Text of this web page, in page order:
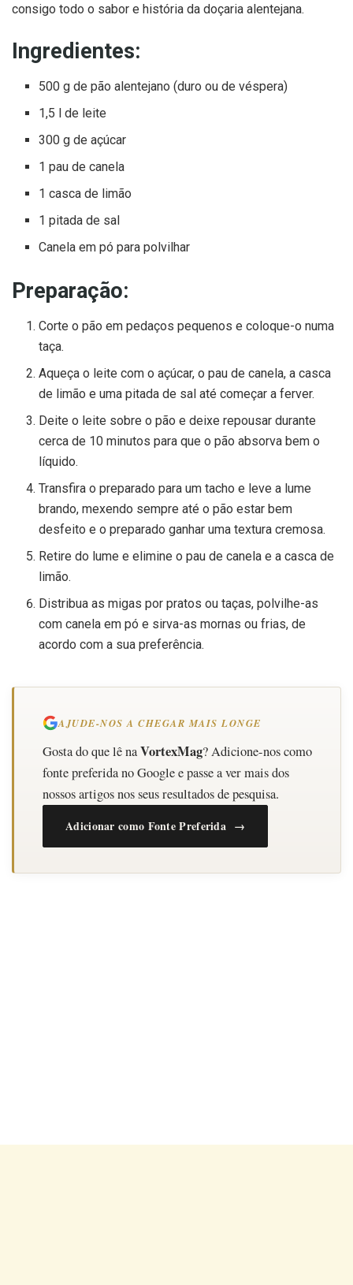
consigo todo o sabor e história da doçaria alentejana.
Ingredientes:
500 g de pão alentejano (duro ou de véspera)
1,5 l de leite
300 g de açúcar
1 pau de canela
1 casca de limão
1 pitada de sal
Canela em pó para polvilhar
Preparação:
Corte o pão em pedaços pequenos e coloque-o numa
taça.
Aqueça o leite com o açúcar, o pau de canela, a casca
de limão e uma pitada de sal até começar a ferver.
Deite o leite sobre o pão e deixe repousar durante
cerca de 10 minutos para que o pão absorva bem o
líquido.
Transfira o preparado para um tacho e leve a lume
brando, mexendo sempre até o pão estar bem
desfeito e o preparado ganhar uma textura cremosa.
Retire do lume e elimine o pau de canela e a casca de
limão.
Distribua as migas por pratos ou taças, polvilhe-as
com canela em pó e sirva-as mornas ou frias, de
acordo com a sua preferência.
AJUDE-NOS A CHEGAR MAIS LONGE
Gosta do que lê naVortexMag? Adicione-nos como
fonte preferida no Google e passe a ver mais dos
nossos artigos nos seus resultados de pesquisa.
Adicionar como Fonte Preferida →